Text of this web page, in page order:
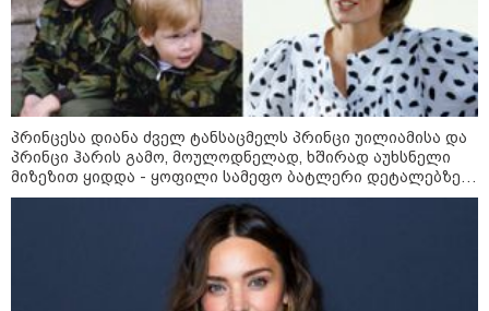
აშშ-მა საქართველოში
დაფუძნებული კრიპტოკომპანია
დაასანქცირა
„ნაციონალური მოძრაობა“ -
სიმბოლურია, რომ კობახიძის
მოღალატეობრივი განცხადება
საქართველოს
თავისუფლებისთვის შეწირული
გმირების მემორიალზე გაკეთდა
პრინცესა დიანა ძველ ტანსაცმელს პრინცი უილიამისა და
პრინცი ჰარის გამო, მოულოდნელად, ხშირად აუხსნელი
მიზეზით ყიდდა - ყოფილი სამეფო ბატლერი დეტალებზე
საკუთარ წიგნში საუბრობს